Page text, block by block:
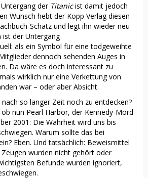
der Titanicist damit jedoch
Wunsch hebt der Kopp Verlag diesen
Schatz und legt ihn wieder neu
ist der Untergang
als ein Symbol für eine todgeweihte
dennoch sehenden Auges in
Da wäre es doch interessant zu
wirklich nur eine Verkettung von
war – oder aber Absicht.
so langer Zeit noch zu entdecken?
nun Pearl Harbor, der Kennedy-Mord
2001: Die Wahrheit wird uns bis
Warum sollte das bei
Eben. Und tatsächlich: Beweismittel
wurden nicht gehört oder
Befunde wurden ignoriert,